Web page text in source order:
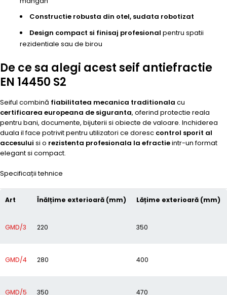
Constructie robusta din otel, sudata robotizat
Design compact si finisaj profesional pentru spatii
rezidentiale sau de birou
De ce sa alegi acest seif antiefractie
EN 14450 S2
Seiful combină fiabilitatea mecanica traditionala cu
certificarea europeana de siguranta, oferind protectie reala
pentru bani, documente, bijuterii si obiecte de valoare. Inchiderea
duala il face potrivit pentru utilizatori ce doresc control sporit al
accesului si o rezistenta profesionala la efractieintr-un format
elegant si compact.
Specificații tehnice
Art Înălțime exterioară (mm) Lățime exterioară (mm)
GMD/3 220 350
GMD/4 280 400
GMD/5 350 470